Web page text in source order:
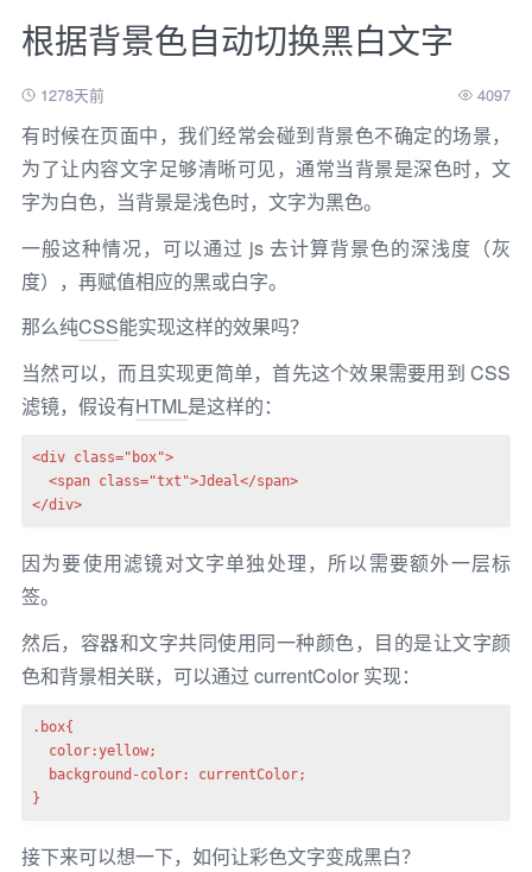
根据背景色自动切换黑白文字
1278天前 4097
有时候在页面中，我们经常会碰到背景色不确定的场景，
为了让内容文字足够清晰可见，通常当背景是深色时，文
字为白色，当背景是浅色时，文字为黑色。
一般这种情况，可以通过 js 去计算背景色的深浅度（灰
度），再赋值相应的黑或白字。
那么纯CSS能实现这样的效果吗？
当然可以，而且实现更简单，首先这个效果需要用到 CSS
滤镜，假设有HTML是这样的：
<div class="box">
  <span class="txt">Jdeal</span>
</div>
因为要使用滤镜对文字单独处理，所以需要额外一层标
签。
然后，容器和文字共同使用同一种颜色，目的是让文字颜
色和背景相关联，可以通过 currentColor 实现：
.box{
  color:yellow;
  background-color: currentColor;
接下来可以想一下，如何让彩色文字变成黑白？